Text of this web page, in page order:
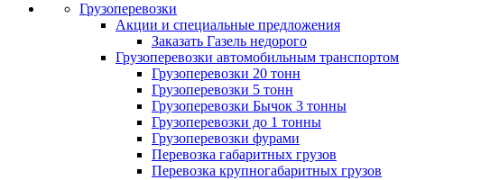
Грузоперевозки
Акции и специальные предложения
Заказать Газель недорого
Грузоперевозки автомобильным транспортом
Грузоперевозки 20 тонн
Грузоперевозки 5 тонн
Грузоперевозки Бычок 3 тонны
Грузоперевозки до 1 тонны
Грузоперевозки фурами
Перевозка габаритных грузов
Перевозка крупногабаритных грузов